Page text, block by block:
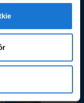
zakresie kliknij
też, że w każdym
wybrane